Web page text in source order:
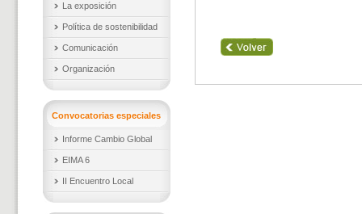
La exposición
Política de sostenibilidad
Comunicación
Organización
Convocatorias especiales
Informe Cambio Global
EIMA 6
II Encuentro Local